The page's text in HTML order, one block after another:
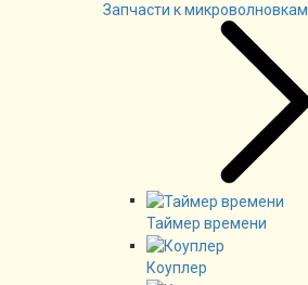
Запчасти к микроволновкам
Таймер времени
Коуплер